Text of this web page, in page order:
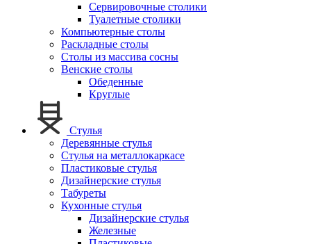
Сервировочные столики
Туалетные столики
Компьютерные столы
Раскладные столы
Столы из массива сосны
Венские столы
Обеденные
Круглые
Стулья
Деревянные стулья
Стулья на металлокаркасе
Пластиковые стулья
Дизайнерские стулья
Табуреты
Кухонные стулья
Дизайнерские стулья
Железные